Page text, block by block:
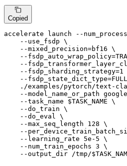
Copied
accelerate launch --
    --use_fsdp \
    --mixed_precision=bf16 \
--
--
--fsdp_sharding_strategy=1
--
./examples/pytorch/text-
--model_name_or_path
    --task_name
$TASK_NAME \
    --do_train \
    --do_eval \
    --max_seq_length 128 \
--
    --learning_rate 5e-5 \
    --num_train_epochs 3 \
    --output_dir /tmp/